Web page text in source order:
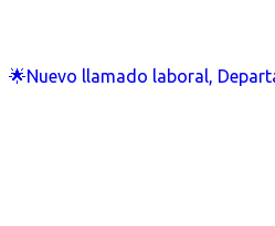
🌟Nuevo llamado laboral,